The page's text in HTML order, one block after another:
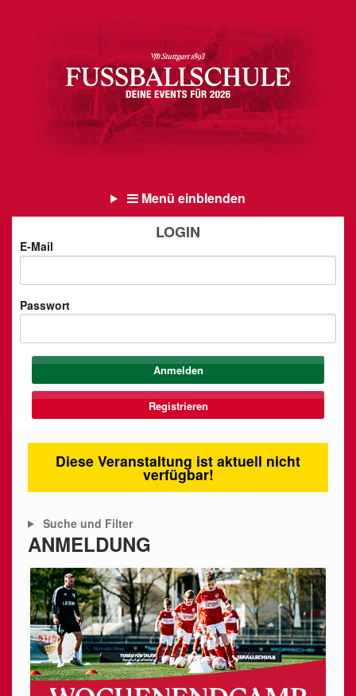
Menü einblenden
LOGIN
E-Mail
Passwort
Registrieren
Diese Veranstaltung ist aktuell nicht
verfügbar!
Suche und Filter
ANMELDUNG